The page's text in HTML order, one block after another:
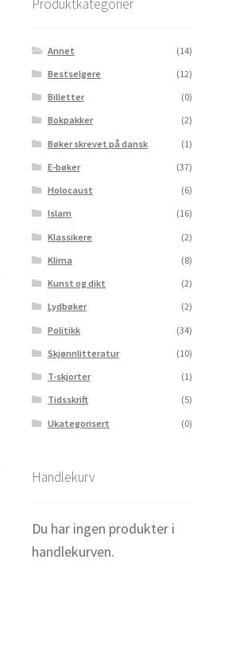
Produktkategorier
Annet
(14)
Bestselgere
(12)
Billetter
(0)
Bokpakker
(2)
Bøker skrevet på dansk
(1)
E-bøker
(37)
Holocaust
(6)
Islam
(16)
Klassikere
(2)
Klima
(8)
Kunst og dikt
(2)
Lydbøker
(2)
Politikk
(34)
Skjønnlitteratur
(10)
T-skjorter
(1)
Tidsskrift
(5)
Ukategorisert
(0)
Handlekurv
Du har ingen produkter i
handlekurven.